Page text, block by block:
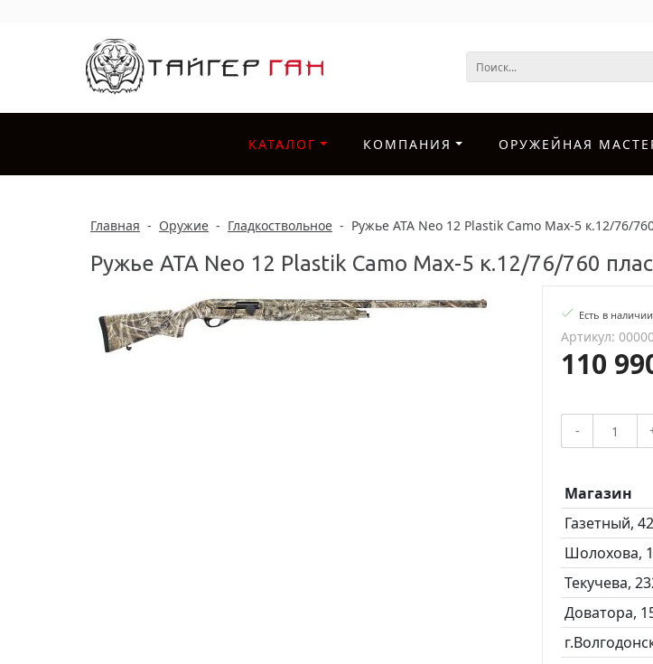
КАТАЛОГ КОМПАНИЯ ОРУЖЕЙНАЯ
Главная - Оружие - Гладкоствольное - Ружье ATA Neo 12 Plastik Camo Max-5 к.12/76/
Ружье ATA Neo 12 Plastik Camo Max-5 к.12/76/760
Есть в наличии
Артикул:
110
-
Магазин
Газетный, 42
Шолохова,
Текучева,
Доватора,